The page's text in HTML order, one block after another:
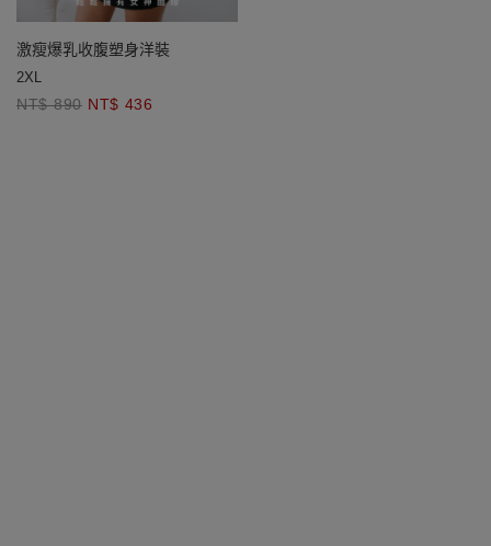
激瘦爆乳收腹塑身洋裝
2XL
NT$ 890 NT$ 436